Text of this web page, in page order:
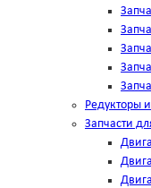
Редукторы
Запчасти